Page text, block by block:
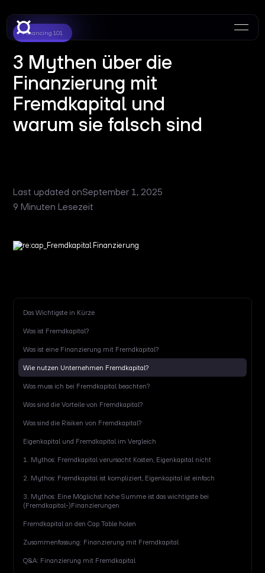
Financing 101
3 Mythen über die
Finanzierung mit
Fremdkapital und
warum sie falsch sind
Last updated onSeptember 1, 2025
9 Minuten Lesezeit
Das Wichtigste in Kürze
Was ist Fremdkapital?
Was ist eine Finanzierung mit Fremdkapital?
Wie nutzen Unternehmen Fremdkapital?
Was muss ich bei Fremdkapital beachten?
Was sind die Vorteile von Fremdkapital?
Was sind die Risiken von Fremdkapital?
Eigenkapital und Fremdkapital im Vergleich
1. Mythos: Fremdkapital verursacht Kosten, Eigenkapital nicht
2. Mythos: Fremdkapital ist kompliziert, Eigenkapital ist einfach
3. Mythos: Eine Möglichst hohe Summe ist das wichtigste bei
(Fremdkapital-)Finanzierungen
Fremdkapital an den Cap Table holen
Zusammenfassung: Finanzierung mit Fremdkapital
Q&A: Finanzierung mit Fremdkapital